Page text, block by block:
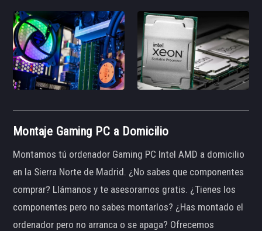
Montaje Gaming PC a Domicilio
Montamos tú ordenador Gaming PC Intel AMD a domicilio
en la Sierra Norte de Madrid. ¿No sabes que componentes
comprar? Llámanos y te asesoramos gratis. ¿Tienes los
componentes pero no sabes montarlos? ¿Has montado el
ordenador pero no arranca o se apaga? Ofrecemos